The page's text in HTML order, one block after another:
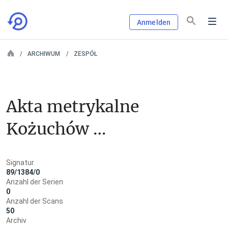
Anmelden
ARCHIWUM ZESPÓŁ
Akta metrykalne
Kożuchów
dysydenci
Signatur
89/1384/0
Anzahl der Serien
0
Anzahl der Scans
50
Archiv